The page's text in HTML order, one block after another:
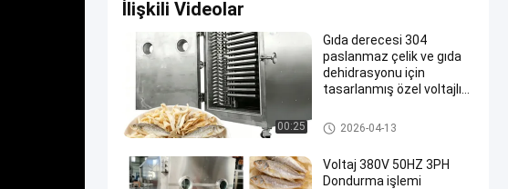
İlişkili Videolar
00:25
Gıda derecesi 304
paslanmaz çelik ve gıda
dehidrasyonu için
tasarlanmış özel voltajlı
kurutma makinesi
Gıda Vakumlu Dondurarak Kur
utucu
2026-04-13
Voltaj 380V 50HZ 3PH
Dondurma işlemi